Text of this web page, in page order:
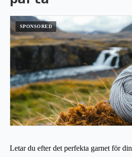
Letar du efter det perfekta garnet för